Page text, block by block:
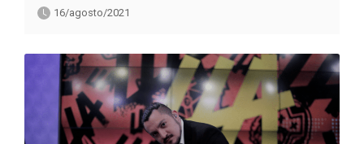
16/agosto/2021